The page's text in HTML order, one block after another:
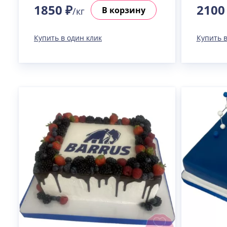
1850 ₽/кг В корзину
Купить в один клик Купить